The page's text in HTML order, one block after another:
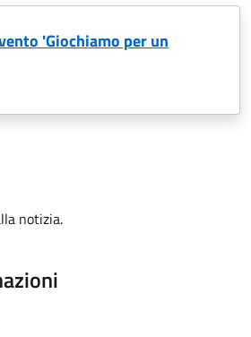
'Giochiamo per un
notizia.